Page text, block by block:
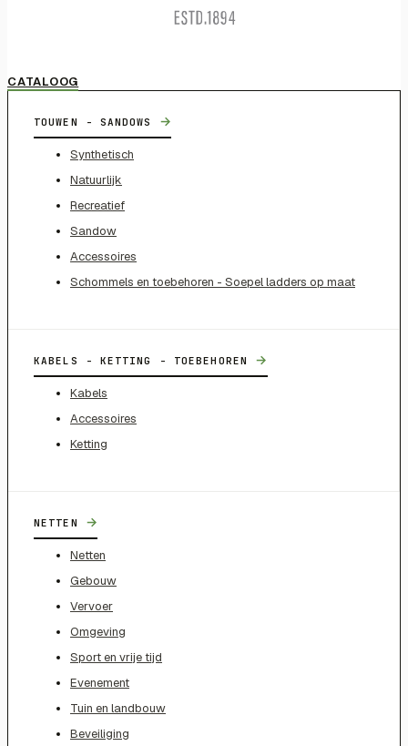
CATALOOG
TOUWEN - SANDOWS →
Synthetisch
Natuurlijk
Recreatief
Sandow
Accessoires
Schommels en toebehoren - Soepel ladders op maat
KABELS - KETTING - TOEBEHOREN →
Kabels
Accessoires
Ketting
NETTEN →
Netten
Gebouw
Vervoer
Omgeving
Sport en vrije tijd
Evenement
Tuin en landbouw
Beveiliging